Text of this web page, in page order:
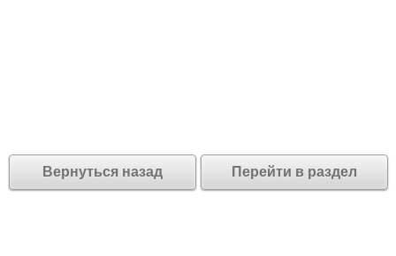
Вернуться назад Перейти в раздел